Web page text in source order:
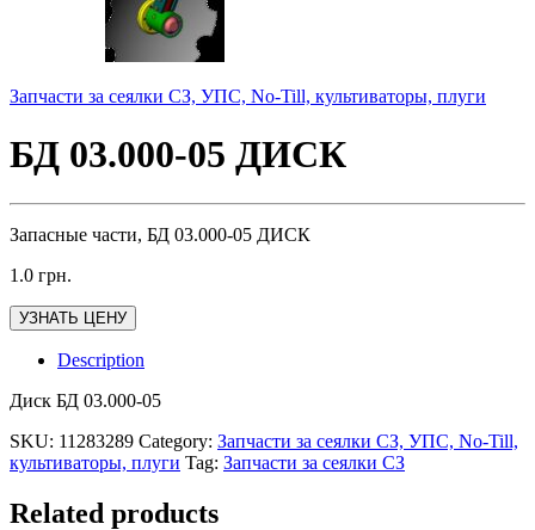
Запчасти за сеялки СЗ, УПС, No-Till, культиваторы, плуги
БД 03.000-05 ДИСК
Запасные части, БД 03.000-05 ДИСК
1.0 грн.
УЗНАТЬ ЦЕНУ
Description
Диск БД 03.000-05
SKU: 11283289 Category: Запчасти за сеялки СЗ, УПС, No-Till,
культиваторы, плуги Tag: Запчасти за сеялки СЗ
Related products